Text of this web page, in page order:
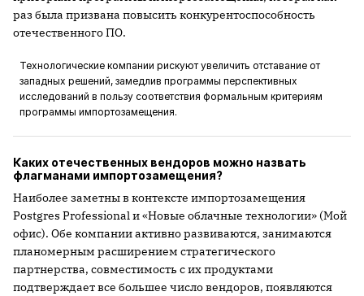
раз была призвана повысить конкурентоспособность
отечественного ПО.
Технологические компании рискуют увеличить отставание от
западных решений, замедлив программы перспективных
исследований в пользу соответствия формальным критериям
программы импортозамещения.
Каких отечественных вендоров можно назвать
флагманами импортозамещения?
Наиболее заметны в контексте импортозамещения
Postgres Professional и «Новые облачные технологии» (Мой
офис). Обе компании активно развиваются, занимаются
планомерным расширением стратегического
партнерства, совместимость с их продуктами
подтверждает все большее число вендоров, появляются